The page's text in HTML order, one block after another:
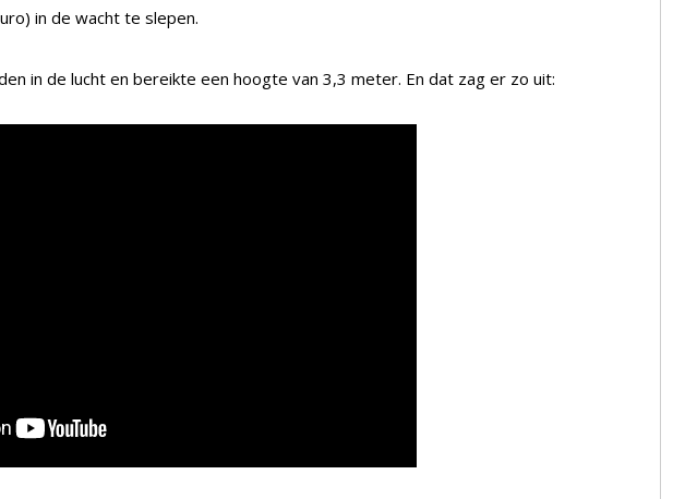
in de wacht te slepen.
in de lucht en bereikte een hoogte van 3,3 meter. En dat zag er zo uit: